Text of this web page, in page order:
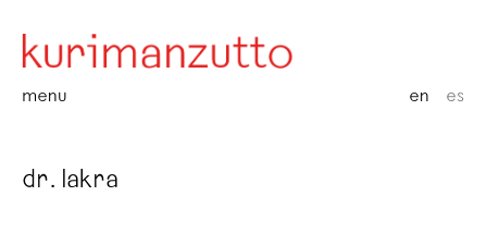
menu en es
dr. lakra